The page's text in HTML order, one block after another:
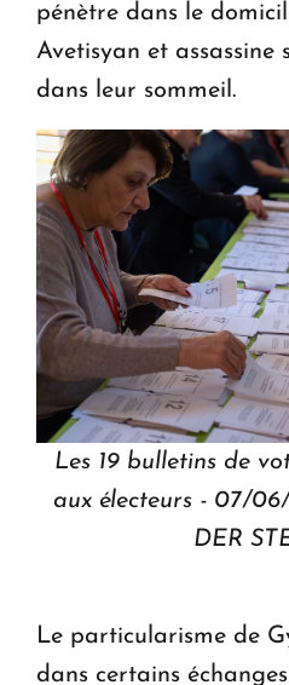
pénètre dans le
Avetisyan et assassine
dans leur sommeil.
Les 19 bulletins de
aux électeurs - 07/
DER
Le particularisme de
dans certains